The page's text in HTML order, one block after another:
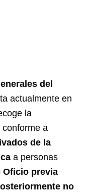
del
actualmente en
la
conforme a
de la
a personas
Oficio previa
no